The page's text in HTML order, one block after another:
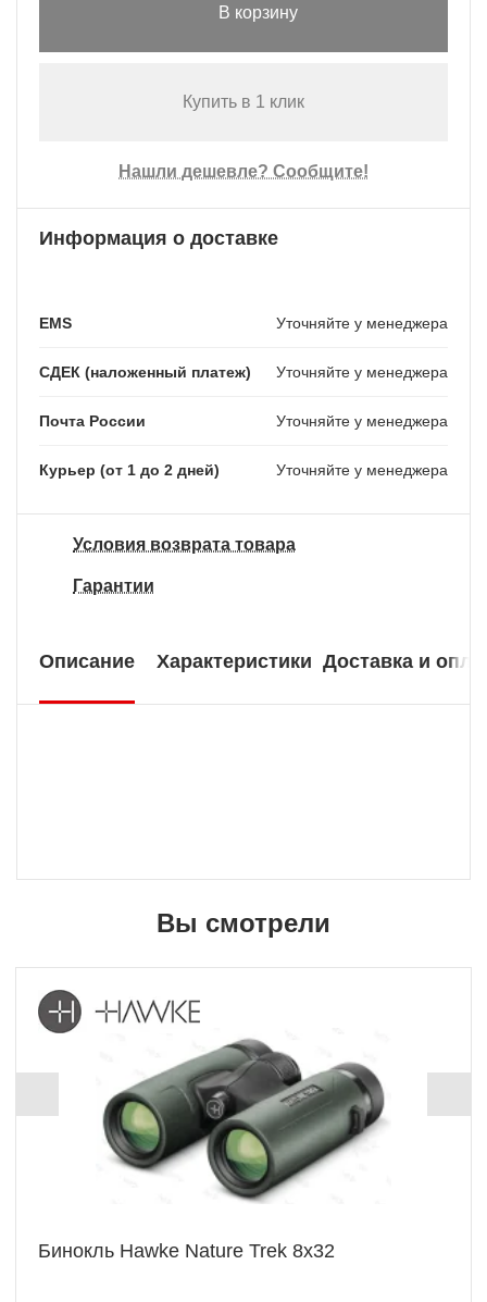
В корзину
Купить в 1 клик
Нашли дешевле? Сообщите!
Информация о доставке
EMS Уточняйте у менеджера
СДЕК (наложенный платеж) Уточняйте у менеджера
Почта России Уточняйте у менеджера
Курьер (от 1 до 2 дней) Уточняйте у менеджера
Условия возврата товара
Гарантии
Описание Характеристики Доставка и
Вы смотрели
Бинокль Hawke Nature Trek 8x32